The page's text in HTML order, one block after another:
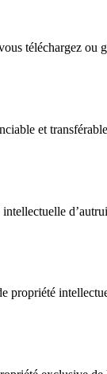
téléchargez
et
propriété